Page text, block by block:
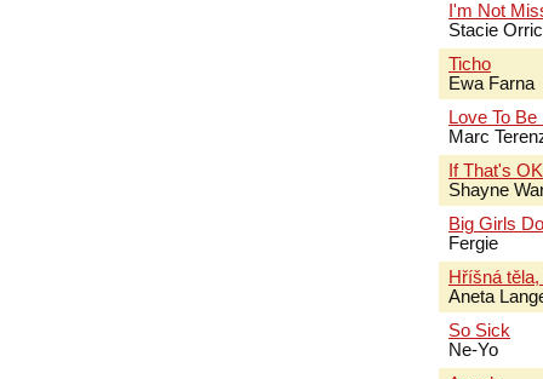
I'm Not
Stacie
Ticho
Ewa Farna
Love To
Marc
If That's
Shayne
Big Girls
Fergie
Hříšná
Aneta
So Sick
Ne-Yo